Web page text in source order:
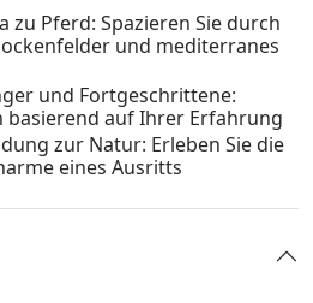
zu Pferd: Spazieren Sie durch
und mediterranes
und Fortgeschrittene:
basierend auf Ihrer Erfahrung
zur Natur: Erleben Sie die
eines Ausritts